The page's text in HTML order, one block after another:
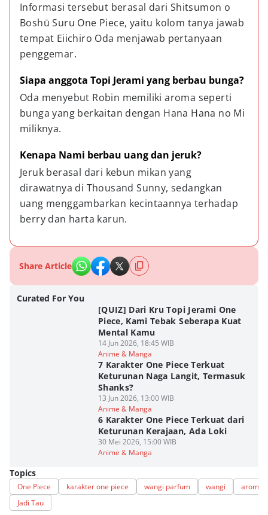
Informasi tersebut berasal dari Shitsumon o
Boshū Suru One Piece, yaitu kolom tanya jawab
tempat Eiichiro Oda menjawab pertanyaan
penggemar.
Siapa anggota Topi Jerami yang berbau bunga?
Oda menyebut Robin memiliki aroma seperti
bunga yang berkaitan dengan Hana Hana no Mi
miliknya.
Kenapa Nami berbau uang dan jeruk?
Jeruk berasal dari kebun mikan yang
dirawatnya di Thousand Sunny, sedangkan
uang menggambarkan kecintaannya terhadap
berry dan harta karun.
Share Article
Curated For You
[QUIZ] Dari Kru Topi Jerami One
Piece, Kami Tebak Seberapa Kuat
Mental Kamu
14 Jun 2026, 18:45 WIB
Anime & Manga
7 Karakter One Piece Terkuat
Keturunan Naga Langit, Termasuk
Shanks?
13 Jun 2026, 13:00 WIB
Anime & Manga
6 Karakter One Piece Terkuat dari
Keturunan Kerajaan, Ada Loki
30 Mei 2026, 15:00 WIB
Anime & Manga
Topics
One Piece karakter one piece wangi parfum wangi
aroma
Jadi Tau